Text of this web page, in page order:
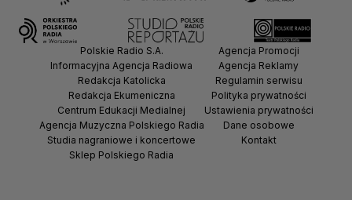
Polskie Radio S.A.
Informacyjna Agencja Radiowa
Redakcja Katolicka
Redakcja Ekumeniczna
Centrum Edukacji Medialnej
Agencja Muzyczna Polskiego Radia
Studia nagraniowe i koncertowe
Sklep Polskiego Radia
Agencja Promocji
Agencja Reklamy
Regulamin serwisu
Polityka prywatności
Ustawienia prywatności
Dane osobowe
Kontakt